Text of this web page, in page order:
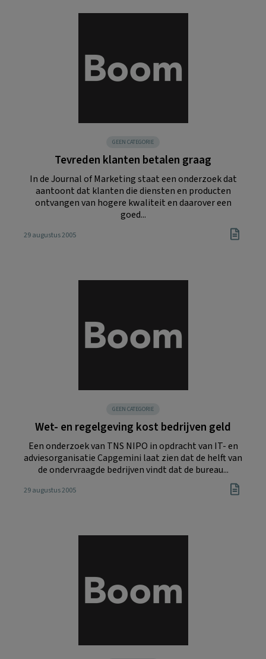
GEEN CATEGORIE
Tevreden klanten betalen graag
In de Journal of Marketing staat een onderzoek dat
aantoont dat klanten die diensten en producten
ontvangen van hogere kwaliteit en daarover een
goed...
29 augustus 2005
GEEN CATEGORIE
Wet- en regelgeving kost bedrijven geld
Een onderzoek van TNS NIPO in opdracht van IT- en
adviesorganisatie Capgemini laat zien dat de helft van
de ondervraagde bedrijven vindt dat de bureau...
29 augustus 2005